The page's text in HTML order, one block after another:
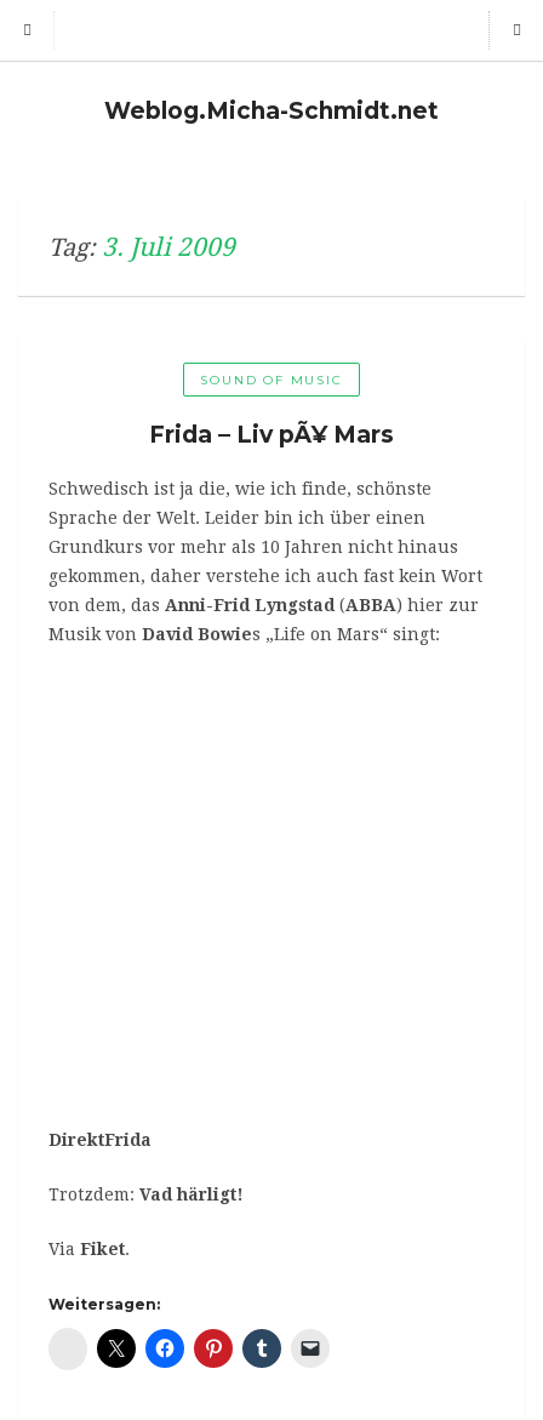
Weblog.Micha-Schmidt.net
Tag: 3. Juli 2009
SOUND OF MUSIC
Frida – Liv pÃ¥ Mars
Schwedisch ist ja die, wie ich finde, schönste
Sprache der Welt. Leider bin ich über einen
Grundkurs vor mehr als 10 Jahren nicht hinaus
gekommen, daher verstehe ich auch fast kein Wort
von dem, das Anni-Frid Lyngstad (ABBA) hier zur
Musik von David Bowies „Life on Mars“ singt:
DirektFrida
Trotzdem: Vad härligt!
Via Fiket.
Weitersagen:
Diaspora*